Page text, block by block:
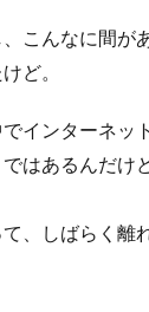
こんなに間が
ど。
インターネッ
はあるんだけ
、しばらく離